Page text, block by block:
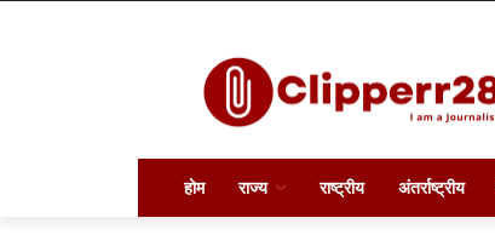
होम राज्य राष्ट्रीय अंतर्राष्ट्रीय